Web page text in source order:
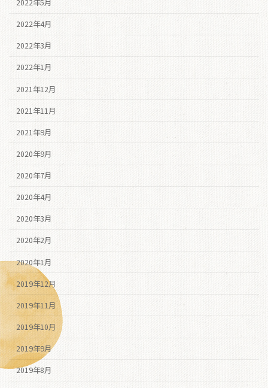
2022年5月
2022年4月
2022年3月
2022年1月
2021年12月
2021年11月
2021年9月
2020年9月
2020年7月
2020年4月
2020年3月
2020年2月
2020年1月
2019年12月
2019年11月
2019年10月
2019年9月
2019年8月